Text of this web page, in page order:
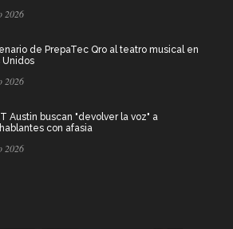
2026
de PrepaTec Qro al teatro musical en
Unidos
2026
Austin buscan "devolver la voz" a
con afasia
2026